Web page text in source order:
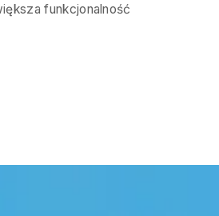
funkcjonalność